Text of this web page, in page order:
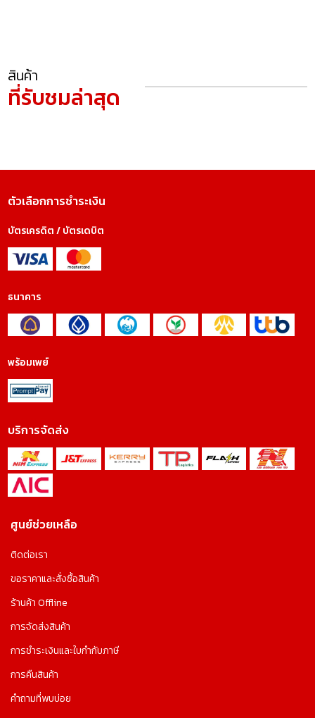
สินค้า
ที่รับชมล่าสุด
ตัวเลือกการชำระเงิน
บัตรเครดิต / บัตรเดบิต
ธนาคาร
พร้อมเพย์
บริการจัดส่ง
ศูนย์ช่วยเหลือ
ติดต่อเรา
ขอราคาและสั่งซื้อสินค้า
ร้านค้า Offline
การจัดส่งสินค้า
การชำระเงินและใบกำกับภาษี
การคืนสินค้า
คำถามที่พบบ่อย